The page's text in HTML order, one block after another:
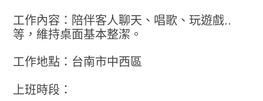
工作內容：陪伴客人聊天、唱歌、玩遊戲..
等，維持桌面基本整潔。
工作地點：台南市中西區
上班時段：